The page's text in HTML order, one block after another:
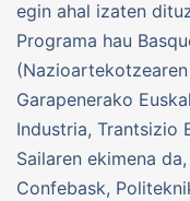
egin ahal izaten
Programa hau
Garapenerako
Industria, Trantsizio
Sailaren ekimena
Confebask,